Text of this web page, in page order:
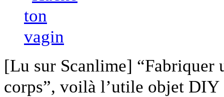
[Lu sur Scanlime] “Fabriquer
corps”, voilà l’utile objet